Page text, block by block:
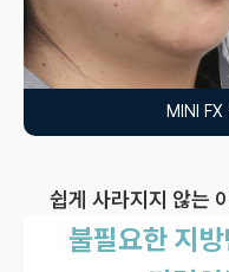
MINI
쉽게 사라지지 않는
불필요한 지